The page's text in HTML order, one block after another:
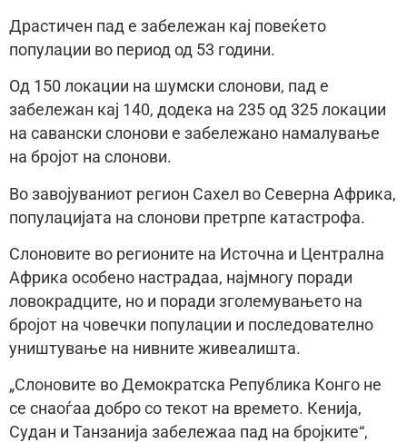
Драстичен пад е забележан кај повеќето
популации во период од 53 години.
Од 150 локации на шумски слонови, пад е
забележан кај 140, додека на 235 од 325 локации
на савански слонови е забележано намалување
на бројот на слонови.
Во завојуваниот регион Сахел во Северна Африка,
популацијата на слонови претрпе катастрофа.
Слоновите во регионите на Источна и Централна
Африка особено настрадаа, најмногу поради
ловокрадците, но и поради зголемувањето на
бројот на човечки популации и последователно
уништување на нивните живеалишта.
„Слоновите во Демократска Република Конго не
се снаоѓаа добро со текот на времето. Кенија,
Судан и Танзанија забележаа пад на бројките“,